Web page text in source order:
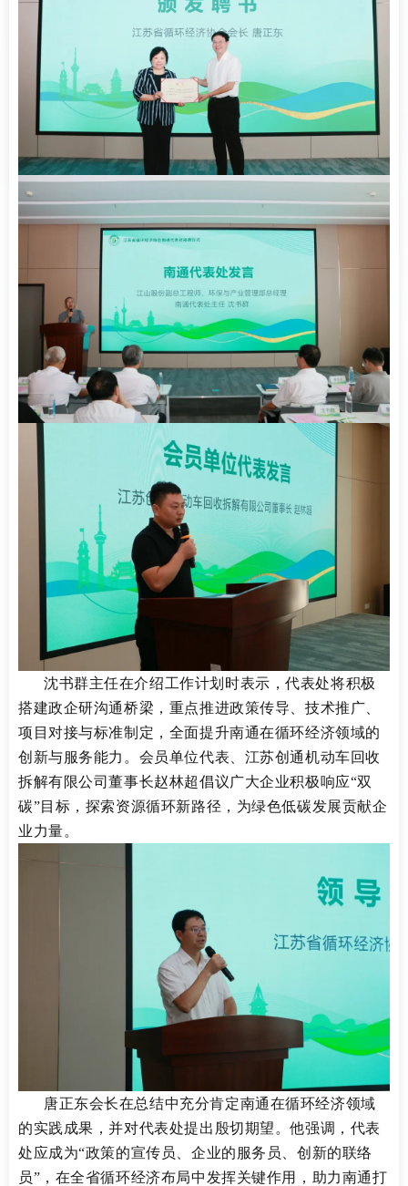
沈书群主任在介绍工作计划时表示，代表处将积极
搭建政企研沟通桥梁，重点推进政策传导、技术推广、
项目对接与标准制定，全面提升南通在循环经济领域的
创新与服务能力。会员单位代表、江苏创通机动车回收
拆解有限公司董事长赵林超倡议广大企业积极响应“双
碳”目标，探索资源循环新路径，为绿色低碳发展贡献企
业力量。
唐正东会长在总结中充分肯定南通在循环经济领域
的实践成果，并对代表处提出殷切期望。他强调，代表
处应成为“政策的宣传员、企业的服务员、创新的联络
员”，在全省循环经济布局中发挥关键作用，助力南通打